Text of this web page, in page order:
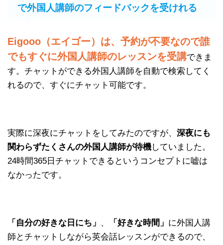
で外国人講師のフィードバックを受けれる
Eigooo（エイゴー）は、予約が不要なので誰
でもすぐに外国人講師のレッスンを受講できま
す。チャットができる外国人講師を自動で検索してく
れるので、すぐにチャット可能です。
実際に深夜にチャットをしてみたのですが、 深夜にも
関わらずたくさんの外国人講師が待機していました。
24時間365日チャットできるというコンセプトに嘘は
なかったです。
「自分の好きな日にち」 、 「好きな時間」 に外国人講
師とチャットしながら英会話レッスンができるので、